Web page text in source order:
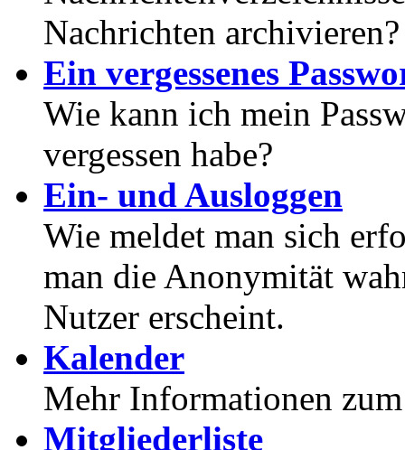
Nachrichten archivieren?
Ein vergessenes
Wie kann ich mein
vergessen habe?
Ein- und Ausloggen
Wie meldet man sich
man die Anonymität
Nutzer erscheint.
Kalender
Mehr Informationen
Mitgliederliste